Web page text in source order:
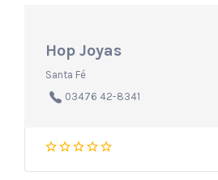
Hop Joyas
Santa Fé
03476 42-8341